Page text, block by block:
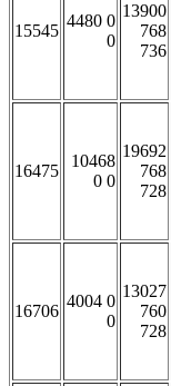
15545
4480 0
0
13900
768
736
16475
10468
0 0
19692
768
728
16706
4004 0
0
13027
760
728